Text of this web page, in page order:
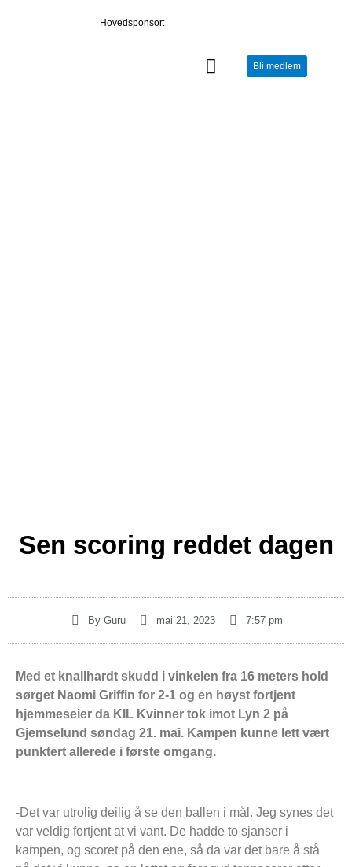
Hovedsponsor:
Bli medlem
Sen scoring reddet dagen
By Guru mai 21, 2023 7:57 pm
Med et knallhardt skudd i vinkelen fra 16 meters hold
sørget Naomi Griffin for 2-1 og en høyst fortjent
hjemmeseier da KIL Kvinner tok imot Lyn 2 på
Gjemselund søndag 21. mai. Kampen kunne lett vært
punktert allerede i første omgang.
-Det var utrolig deilig å se den ballen i mål. Jeg synes det
var veldig fortjent at vi vant. De hadde to sjanser i
kampen, og scoret på den ene, så da var det bare å stå